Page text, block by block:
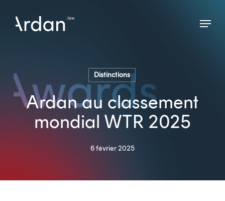
Menu
Distinctions
Ardan au classement
mondial WTR 2025
6 février 2025